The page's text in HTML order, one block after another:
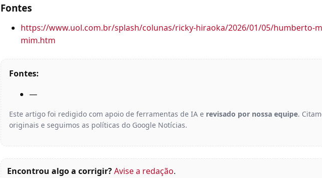
Fontes
https://www.uol.com.br/splash/colunas/ricky-hiraoka/2026/01/05/humberto-
mim.htm
Fontes:
—
Este artigo foi redigido com apoio de ferramentas de IA e revisado por nossa equipe.
originais e seguimos as políticas do Google Notícias.
Encontrou algo a corrigir?Avise a redação.